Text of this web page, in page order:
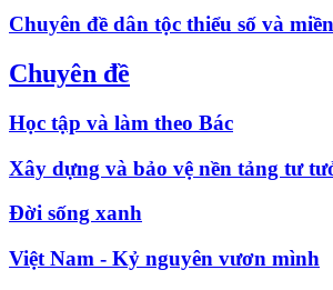
Chuyên đề dân tộc thiểu số và
Chuyên đề
Học tập và làm theo Bác
Xây dựng và bảo vệ nền tảng tư
Đời sống xanh
Việt Nam - Kỷ nguyên vươn mình